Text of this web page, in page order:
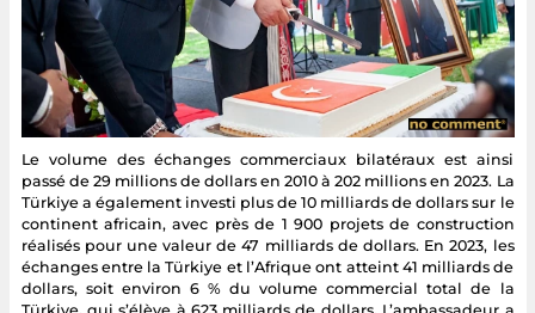
Le volume des échanges commerciaux bilatéraux est ainsi
passé de 29 millions de dollars en 2010 à 202 millions en 2023. La
Türkiye a également investi plus de 10 milliards de dollars sur le
continent africain, avec près de 1 900 projets de construction
réalisés pour une valeur de 47 milliards de dollars. En 2023, les
échanges entre la Türkiye et l’Afrique ont atteint 41 milliards de
dollars, soit environ 6 % du volume commercial total de la